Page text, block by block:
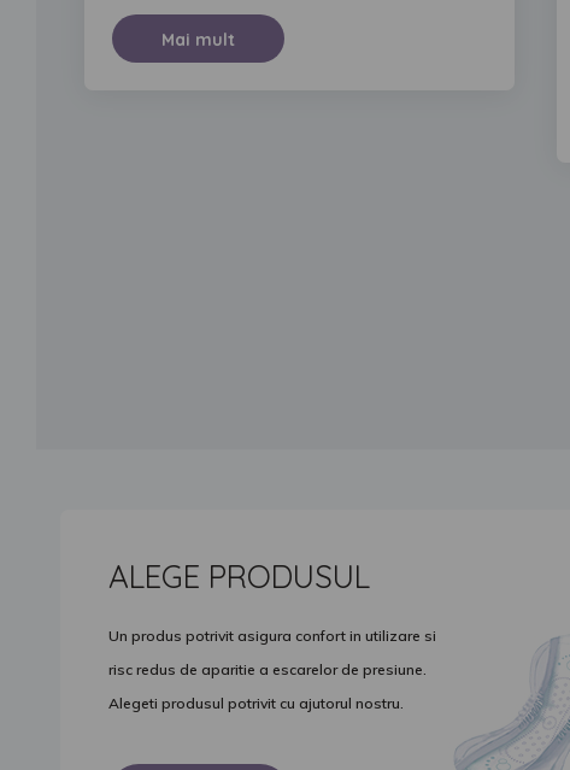
Mai mult
ALEGE PRODUSUL
Un produs potrivit asigura confort in utilizare si
risc redus de aparitie a escarelor de presiune.
Alegeti produsul potrivit cu ajutorul nostru.